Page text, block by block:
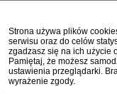
Strona używa plików
serwisu oraz do celów
zgadzasz się na ich użycie
Pamiętaj, że możesz
ustawienia przeglądarki.
wyrażenie zgody.